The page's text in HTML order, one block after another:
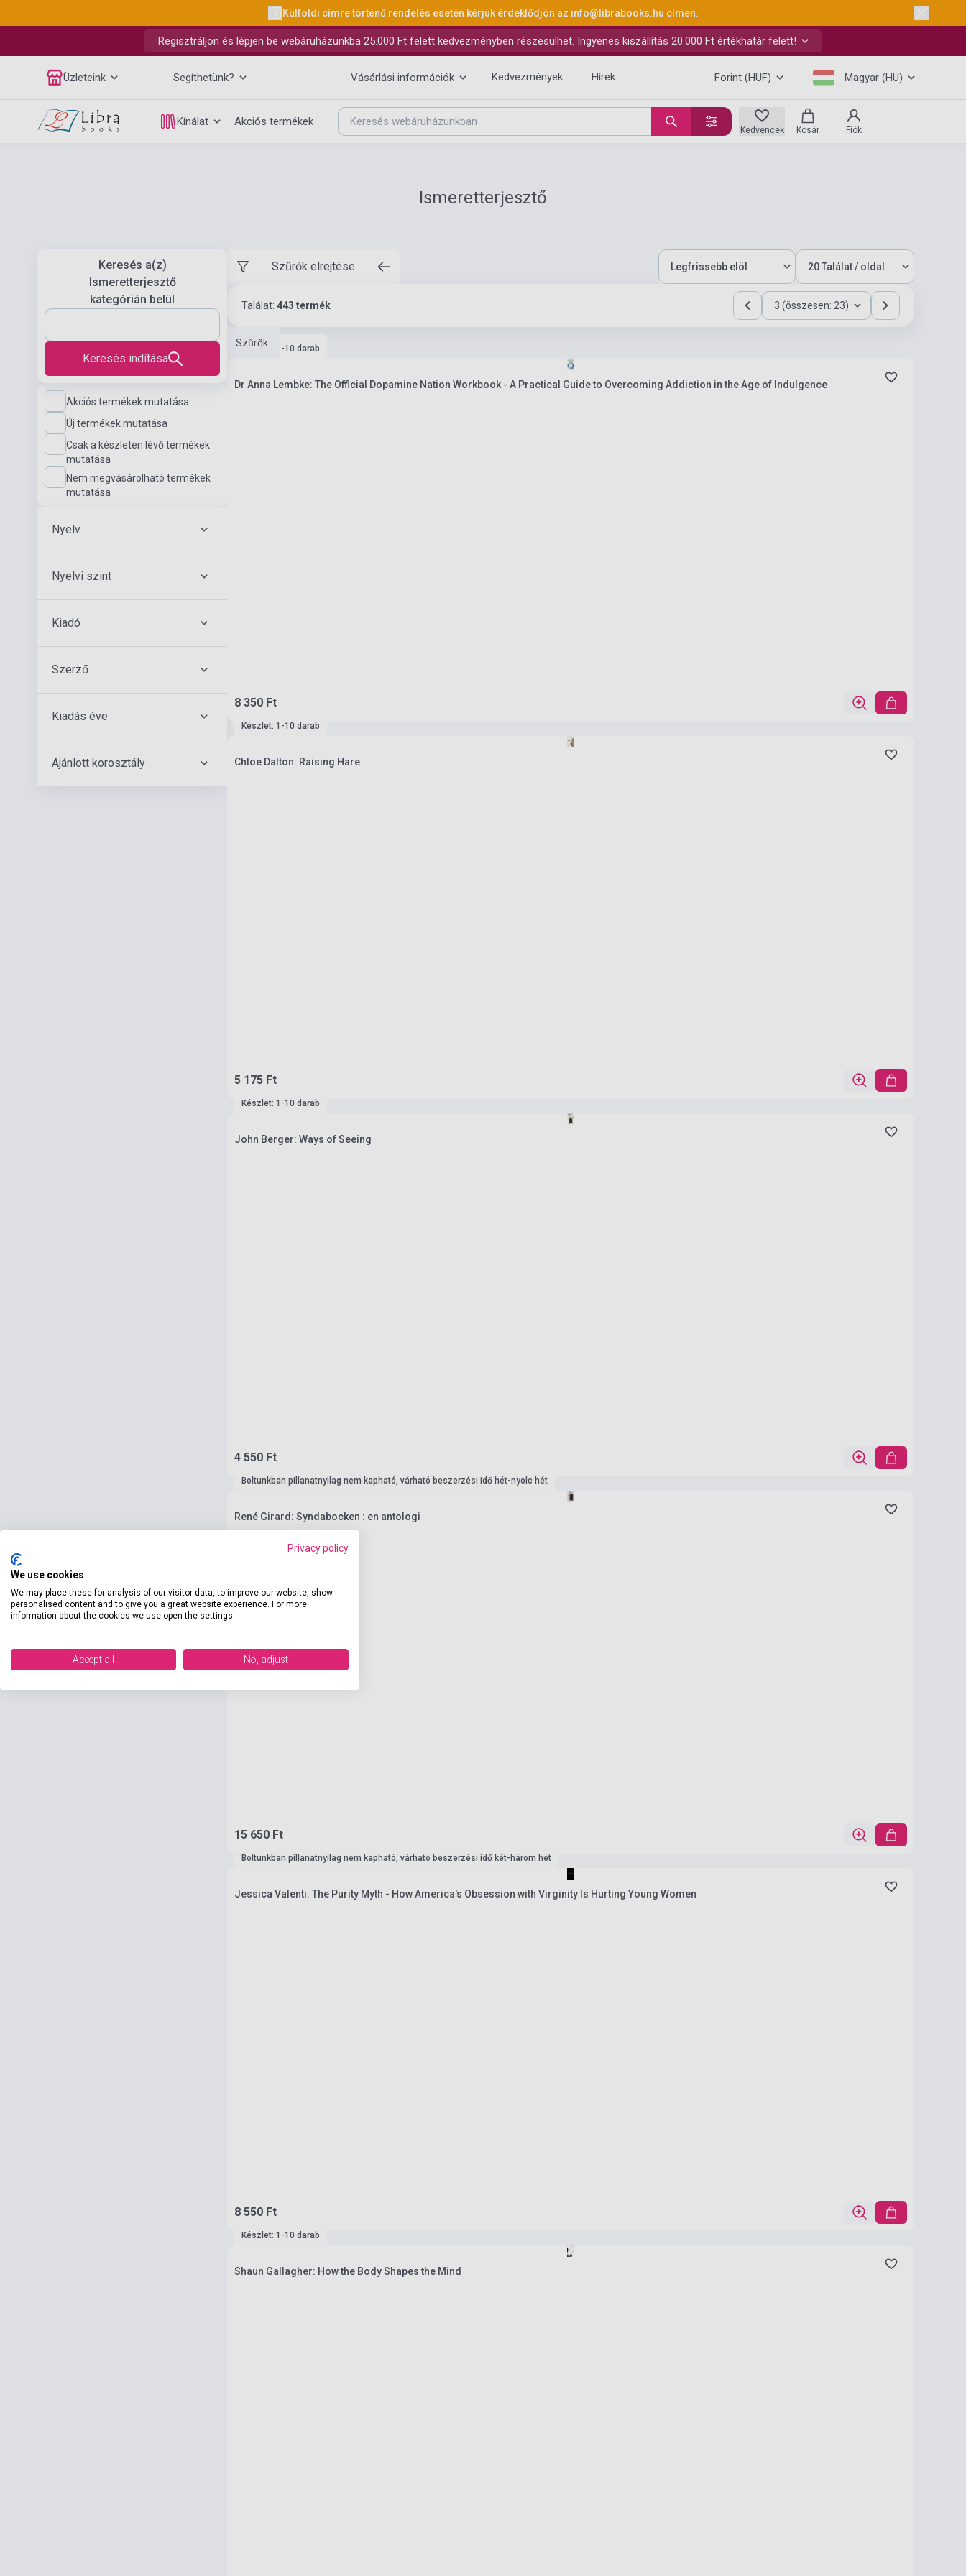
Külföldi címre történő rendelés esetén kérjük érdeklődjön az info@librabooks.hu címen.
Regisztráljon és lépjen be webáruházunkba 25.000 Ft felett kedvezményben részesülhet. Ingyenes kiszállítás 20.000 Ft értékhatár felett!
Üzleteink Segíthetünk? Vásárlási információk Kedvezmények Hírek Forint (HUF) Magyar (HU)
Kínálat Akciós termékek
Kedvencek Kosár Fiók
Ismeretterjesztő
Keresés a(z)
Ismeretterjesztő
kategórián belül
Keresés indítása
Akciós termékek mutatása
Új termékek mutatása
Csak a készleten lévő termékek
mutatása
Nem megvásárolható termékek
mutatása
Nyelv
Nyelvi szint
Kiadó
Szerző
Kiadás éve
Ajánlott korosztály
Szűrők elrejtése
Találat: 443 termék 3 (összesen: 23)
Szűrők:
Készlet: 1-10 darab
Dr Anna Lembke: The Official Dopamine Nation Workbook - A Practical Guide to Overcoming Addiction in the Age of Indulgence
8 350 Ft
Készlet: 1-10 darab
Chloe Dalton: Raising Hare
5 175 Ft
Készlet: 1-10 darab
John Berger: Ways of Seeing
4 550 Ft
Boltunkban pillanatnyilag nem kapható, várható beszerzési idő hét-nyolc hét
René Girard: Syndabocken : en antologi
15 650 Ft
Boltunkban pillanatnyilag nem kapható, várható beszerzési idő két-három hét
Jessica Valenti: The Purity Myth - How America's Obsession with Virginity Is Hurting Young Women
8 550 Ft
Készlet: 1-10 darab
Shaun Gallagher: How the Body Shapes the Mind
Privacy policy
We use cookies
We may place these for analysis of our visitor data, to improve our website, show
personalised content and to give you a great website experience. For more
information about the cookies we use open the settings.
Accept all No, adjust